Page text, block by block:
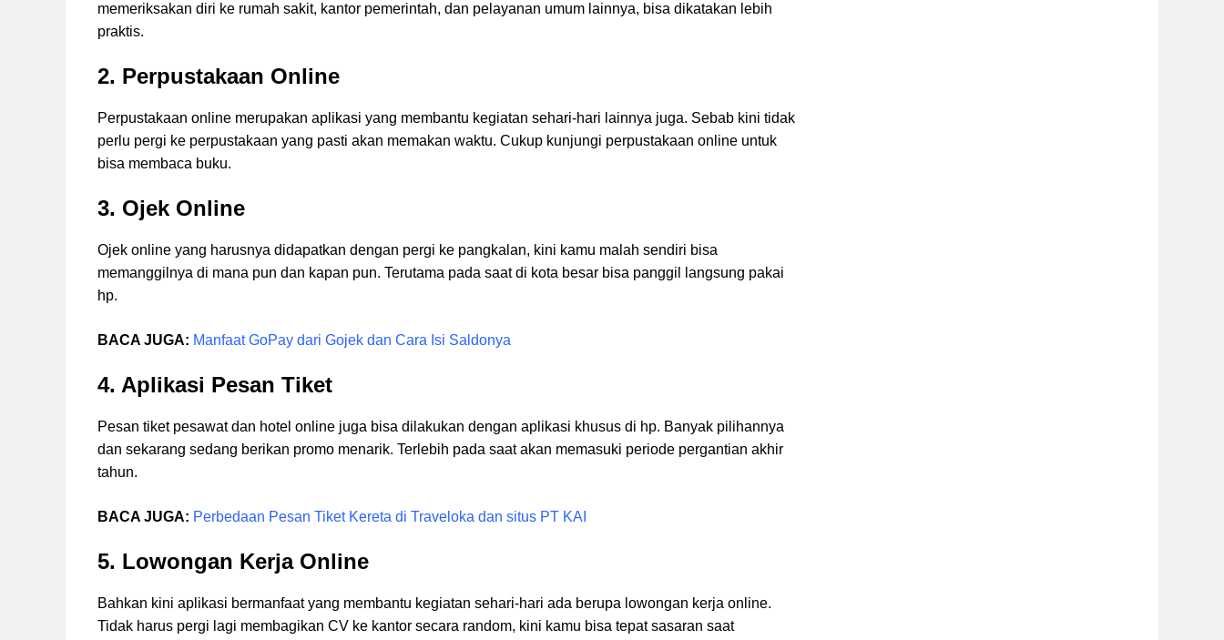
memeriksakan diri ke rumah sakit, kantor pemerintah, dan pelayanan umum lainnya, bisa dikatakan lebih
praktis.
2. Perpustakaan Online
Perpustakaan online merupakan aplikasi yang membantu kegiatan sehari-hari lainnya juga. Sebab kini tidak
perlu pergi ke perpustakaan yang pasti akan memakan waktu. Cukup kunjungi perpustakaan online untuk
bisa membaca buku.
3. Ojek Online
Ojek online yang harusnya didapatkan dengan pergi ke pangkalan, kini kamu malah sendiri bisa
memanggilnya di mana pun dan kapan pun. Terutama pada saat di kota besar bisa panggil langsung pakai
hp.
BACA JUGA: Manfaat GoPay dari Gojek dan Cara Isi Saldonya
4. Aplikasi Pesan Tiket
Pesan tiket pesawat dan hotel online juga bisa dilakukan dengan aplikasi khusus di hp. Banyak pilihannya
dan sekarang sedang berikan promo menarik. Terlebih pada saat akan memasuki periode pergantian akhir
tahun.
BACA JUGA: Perbedaan Pesan Tiket Kereta di Traveloka dan situs PT KAI
5. Lowongan Kerja Online
Bahkan kini aplikasi bermanfaat yang membantu kegiatan sehari-hari ada berupa lowongan kerja online.
Tidak harus pergi lagi membagikan CV ke kantor secara random, kini kamu bisa tepat sasaran saat